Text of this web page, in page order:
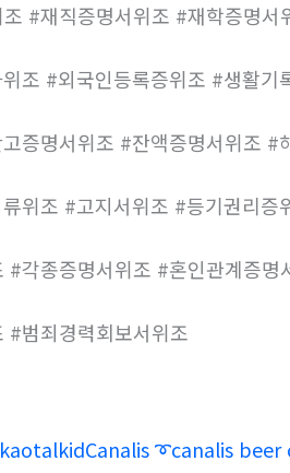
#재직증명서위조 #재학증명
조 #외국인등록증위조 #생활기
증명서위조 #잔액증명서위조 #
위조 #고지서위조 #등기권리증
각종증명서위조 #혼인관계증
범죄경력회보서위조
➰canalis